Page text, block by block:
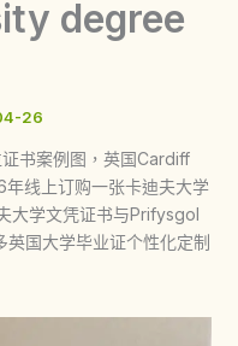
degree
26
书案例图，英国Cardiff
线上订购一张卡迪夫大学
大学文凭证书与Prifysgol
国大学毕业证个性化定制